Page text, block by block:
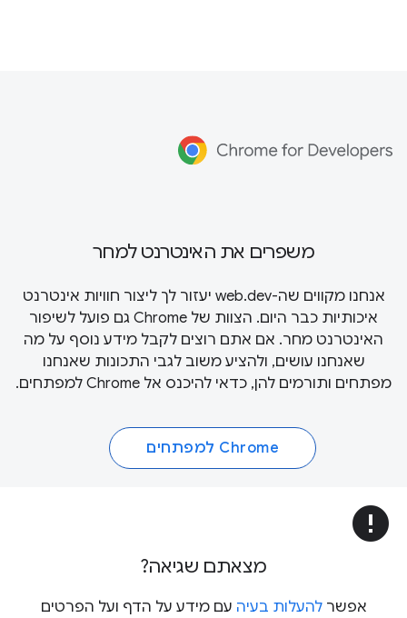
משפרים את האינטרנט למחר
אנחנו מקווים שה-web.dev יעזור לך ליצור חוויות אינטרנט
איכותיות כבר היום. הצוות של Chrome גם פועל לשיפור
האינטרנט מחר. אם אתם רוצים לקבל מידע נוסף על מה
שאנחנו עושים, ולהציע משוב לגבי התכונות שאנחנו
מפתחים ותורמים להן, כדאי להיכנס אל Chrome למפתחים .
Chrome למפתחים
error
מצאתם שגיאה?
אפשרלהעלות בעיה עם מידע על הדף ועל הפרטים